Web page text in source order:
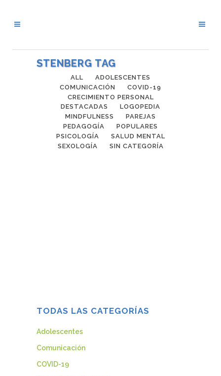
STENBERG TAG
ALL
ADOLESCENTES
COMUNICACIÓN
COVID-19
CRECIMIENTO PERSONAL
DESTACADAS
LOGOPEDIA
MINDFULNESS
PAREJAS
PEDAGOGÍA
POPULARES
PSICOLOGÍA
SALUD MENTAL
SEXOLOGÍA
SIN CATEGORÍA
TODAS LAS CATEGORÍAS
Adolescentes
Comunicación
COVID-19